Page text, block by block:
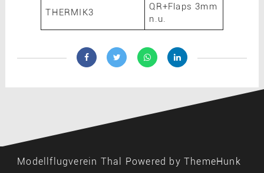
THERMIK3
QR+Flaps 3mm
n.u.
Modellflugverein Thal Powered by ThemeHunk